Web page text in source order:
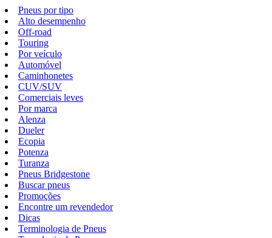
Pneus por tipo
Alto desempenho
Off-road
Touring
Por veículo
Automóvel
Caminhonetes
CUV/SUV
Comerciais leves
Por marca
Alenza
Dueler
Ecopia
Potenza
Turanza
Pneus Bridgestone
Buscar pneus
Promoções
Encontre um revendedor
Dicas
Terminologia de Pneus